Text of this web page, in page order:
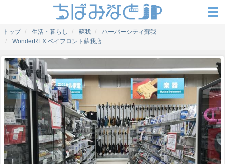
トップ 生活・暮らし 蘇我
ハーバーシティ蘇我
WonderREX ベイフロント蘇我店